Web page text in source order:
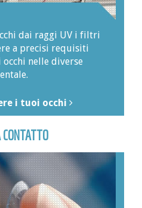
dai raggi UV i filtri
a precisi requisiti
nelle diverse
i tuoi occhi